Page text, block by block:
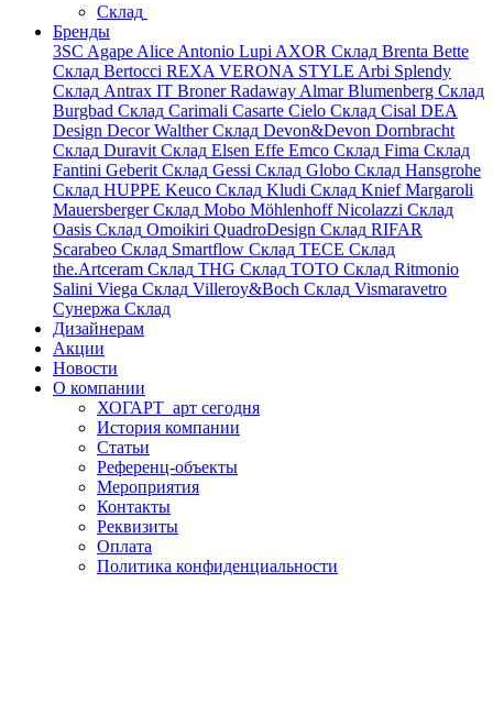
Склад
Бренды
3SC Agape Alice Antonio Lupi AXOR Склад Brenta Bette
Склад Bertocci REXA VERONA STYLE Arbi Splendy
Склад Antrax IT BronerRadaway AlmarBlumenberg Склад
Burgbad Склад Carimali Casarte Cielo Склад Cisal DEA
Design Decor WaltherСклад Devon&Devon Dornbracht
Склад Duravit Склад Elsen Effe Emco Склад Fima Склад
Fantini Geberit Склад Gessi Склад Globo Склад Hansgrohe
Склад HUPPE Keuco Склад Kludi Склад KniefMargaroli
MauersbergerСклад Mobo MöhlenhoffNicolazzi Склад
Oasis Склад Omoikiri QuadroDesign Склад RIFAR
Scarabeo Склад Smartflow Склад TECE Склад
the.Artceram Склад THG Склад TOTO Склад Ritmonio
Salini Viega Склад Villeroy&Boch Склад Vismaravetro
Сунержа Склад
Дизайнерам
Акции
Новости
О компании
ХОГАРТ_арт сегодня
История компании
Статьи
Референц-объекты
Мероприятия
Контакты
Реквизиты
Оплата
Политика конфиденциальности